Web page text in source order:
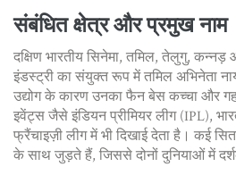
संबंधित क्षेत्र और प्रमुख नाम
दक्षिण भारतीय सिनेमा, तमिल, तेलुगु, कन्नड़
इंडस्ट्री का संयुक्त रूपमें तमिल अभिनेता
उद्योग के कारण उनका फैन बेस कच्चा और
इवेंट्स जैसेइंडियन प्रीमियर लीग (IPL),
फ्रैंचाइज़ी लीगमें भी दिखाई देता है। कई
के साथ जुड़ते हैं, जिससे दोनों दुनियाओं में